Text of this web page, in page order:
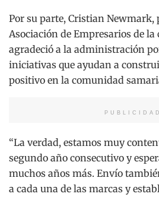
Por su parte, Cristian Newmark,
Asociación de Empresarios de
agradeció a la administración
iniciativas que ayudan a
positivo en la comunidad
PUBLICIDAD
“La verdad, estamos muy
segundo año consecutivo y
muchos años más. Envío
a cada una de las marcas y